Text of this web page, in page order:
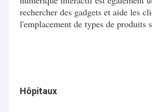
rechercher des gadgets et aide les
l'emplacement de types de produits
Hôpitaux